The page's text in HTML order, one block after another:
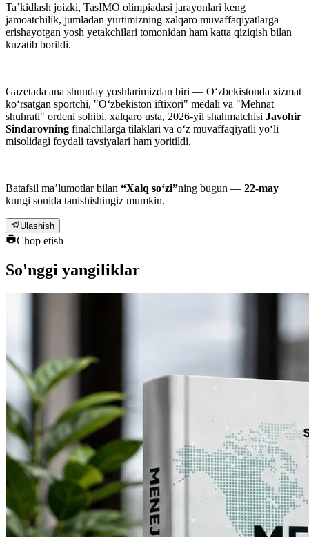
Taʼkidlash joizki, TasIMO olimpiadasi jarayonlari keng
jamoatchilik, jumladan yurtimizning xalqaro muvaffaqiyatlarga
erishayotgan yosh yetakchilari tomonidan ham katta qiziqish bilan
kuzatib borildi.
Gazetada ana shunday yoshlarimizdan biri — O‘zbekistonda xizmat
ko‘rsatgan sportchi, "O‘zbekiston iftixori" medali va "Mehnat
shuhrati" ordeni sohibi, xalqaro usta, 2026-yil shahmatchisi Javohir
Sindarovning finalchilarga tilaklari va o‘z muvaffaqiyatli yo‘li
misolidagi foydali tavsiyalari ham yoritildi.
Batafsil maʼlumotlar bilan “Xalq so‘zi”ning bugun — 22-may
kungi sonida tanishishingiz mumkin.
Ulashish
Chop etish
So'nggi yangiliklar